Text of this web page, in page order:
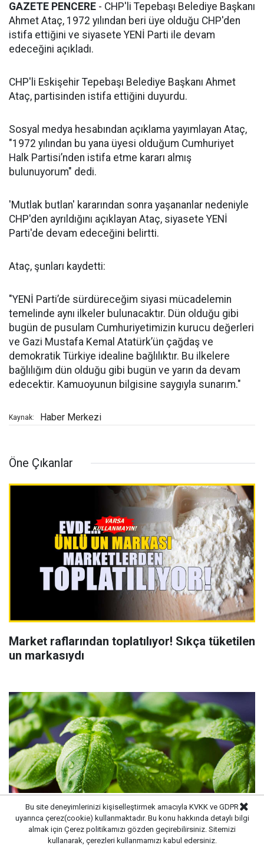
GAZETE PENCERE - CHP'li Tepebaşı Belediye Başkanı
Ahmet Ataç, 1972 yılından beri üye olduğu CHP'den
istifa ettiğini ve siyasete YENİ Parti ile devam
edeceğini açıkladı.
CHP'li Eskişehir Tepebaşı Belediye Başkanı Ahmet
Ataç, partisinden istifa ettiğini duyurdu.
Sosyal medya hesabından açıklama yayımlayan Ataç,
"1972 yılından bu yana üyesi olduğum Cumhuriyet
Halk Partisi’nden istifa etme kararı almış
bulunuyorum" dedi.
'Mutlak butlan' kararından sonra yaşananlar nedeniyle
CHP'den ayrıldığını açıklayan Ataç, siyasete YENİ
Parti'de devam edeceğini belirtti.
Ataç, şunları kaydetti:
"YENİ Parti’de sürdüreceğim siyasi mücadelemin
temelinde aynı ilkeler bulunacaktır. Dün olduğu gibi
bugün de pusulam Cumhuriyetimizin kurucu değerleri
ve Gazi Mustafa Kemal Atatürk’ün çağdaş ve
demokratik Türkiye idealine bağlılıktır. Bu ilkelere
bağlılığım dün olduğu gibi bugün ve yarın da devam
edecektir. Kamuoyunun bilgisine saygıyla sunarım."
Kaynak: Haber Merkezi
Öne Çıkanlar
Market raflarından toplatılıyor! Sıkça tüketilen
un markasıydı
Bu site deneyimlerinizi kişiselleştirmek amacıyla KVKK ve GDPR
uyarınca çerez(cookie) kullanmaktadır. Bu konu hakkında detaylı bilgi
almak için Çerez politikamızı gözden geçirebilirsiniz. Sitemizi
kullanarak, çerezleri kullanmamızı kabul edersiniz.